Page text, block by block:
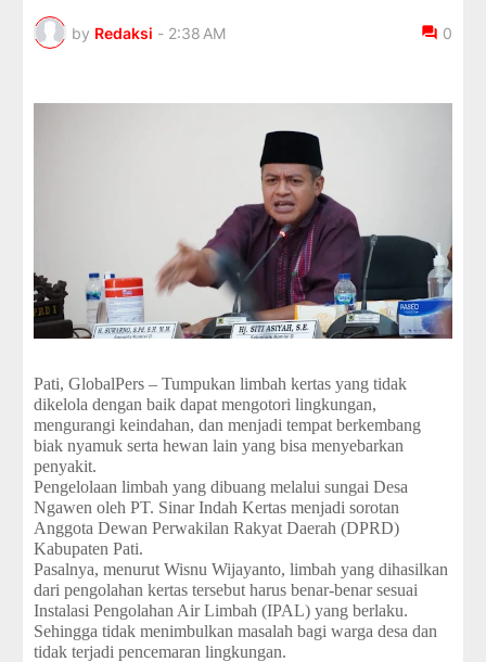
by Redaksi - 2:38 AM 0
Pati, GlobalPers – Tumpukan limbah kertas yang tidak
dikelola dengan baik dapat mengotori lingkungan,
mengurangi keindahan, dan menjadi tempat berkembang
biak nyamuk serta hewan lain yang bisa menyebarkan
penyakit.
Pengelolaan limbah yang dibuang melalui sungai Desa
Ngawen oleh PT. Sinar Indah Kertas menjadi sorotan
Anggota Dewan Perwakilan Rakyat Daerah (DPRD)
Kabupaten Pati.
Pasalnya, menurut Wisnu Wijayanto, limbah yang dihasilkan
dari pengolahan kertas tersebut harus benar-benar sesuai
Instalasi Pengolahan Air Limbah (IPAL) yang berlaku.
Sehingga tidak menimbulkan masalah bagi warga desa dan
tidak terjadi pencemaran lingkungan.